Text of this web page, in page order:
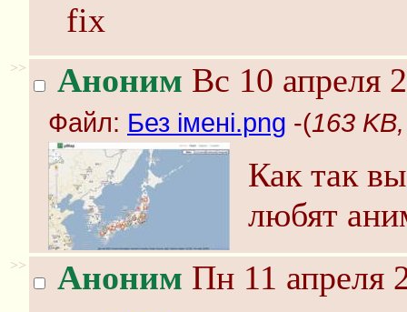
fix
>> Аноним Вс 10 апреля
Файл: Без імені.png -(163
Как так
любят
>> Аноним Пн 11 апреля